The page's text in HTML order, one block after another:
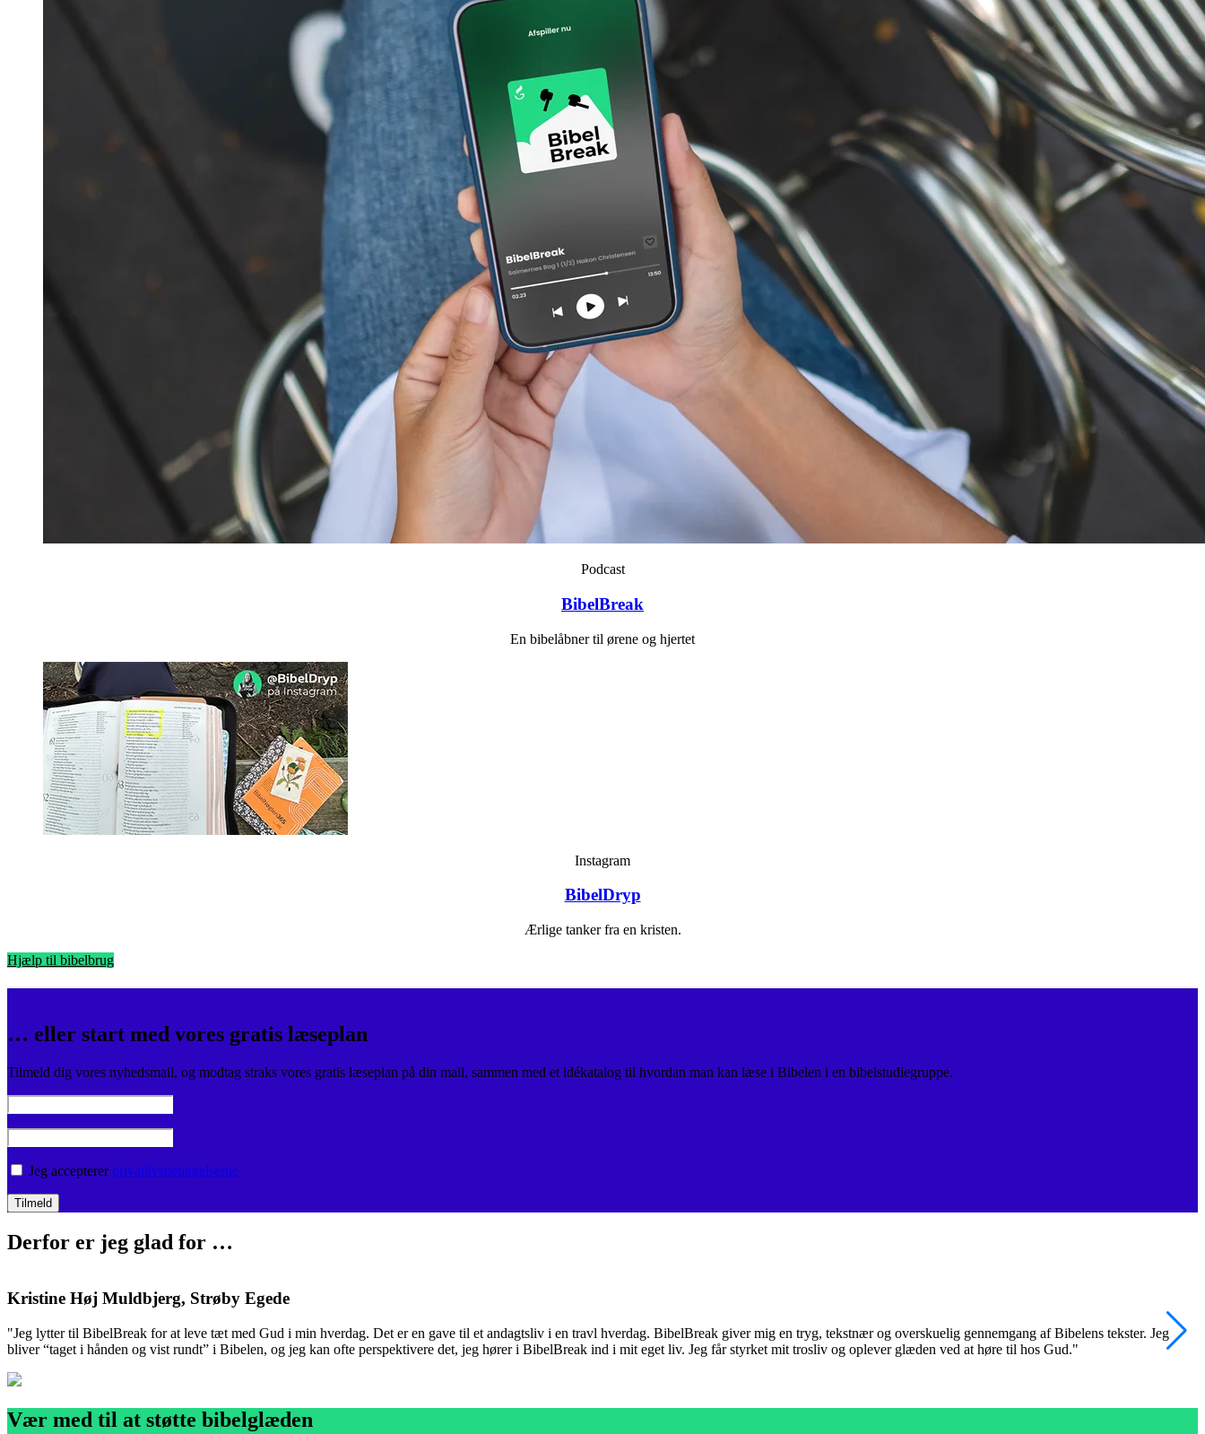
Podcast
BibelBreak
En bibelåbner til ørene og hjertet
Instagram
BibelDryp
Ærlige tanker fra en kristen.
Hjælp til bibelbrug
… eller start med vores gratis læseplan
Tilmeld dig vores nyhedsmail, og modtag straks vores gratis læseplan på din mail, sammen med et idékatalog til hvordan man kan læse i Bibelen i en bibelstudiegruppe.
Jeg accepterer privatlivsbetingelserne
Derfor er jeg glad for …
Kristine Høj Muldbjerg, Strøby Egede
"Jeg lytter til BibelBreak for at leve tæt med Gud i min hverdag. Det er en gave til et andagtsliv i en travl hverdag. BibelBreak giver mig en tryg, tekstnær og overskuelig gennemgang af Bibelens tekster. Jeg
bliver “taget i hånden og vist rundt” i Bibelen, og jeg kan ofte perspektivere det, jeg hører i BibelBreak ind i mit eget liv. Jeg får styrket mit trosliv og oplever glæden ved at høre til hos Gud."
Vær med til at støtte bibelglæden